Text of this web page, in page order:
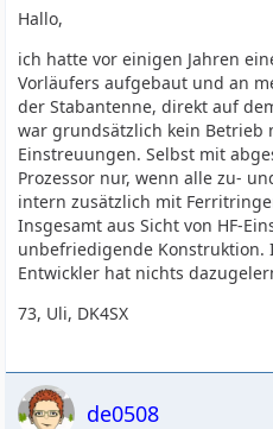
Hallo,
ich hatte vor einigen Jahren
Vorläufers aufgebaut und an
der Stabantenne, direkt auf
war grundsätzlich kein Betrieb
Einstreuungen. Selbst mit
Prozessor nur, wenn alle zu-
intern zusätzlich mit
Insgesamt aus Sicht von HF-
unbefriedigende Konstruktion.
Entwickler hat nichts
73, Uli, DK4SX
de0508